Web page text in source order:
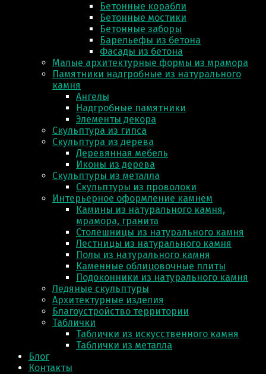
Бетонные корабли
Бетонные мостики
Бетонные заборы
Барельефы из бетона
Фасады из бетона
Малые архитектурные формы из мрамора
Памятники надгробные из натурального
камня
Ангелы
Надгробные памятники
Элементы декора
Скульптура из гипса
Скульптура из деревa
Деревянная мебель
Иконы из дерева
Скульптуры из металла
Скульптуры из проволоки
Интерьерное оформление камнем
Камины из натурального камня,
мрамора, гранита
Столешницы из натурального камня
Лестницы из натурального камня
Полы из натурального камня
Каменные облицовочные плиты
Подоконники из натурального камня
Ледяные скульптуры
Архитектурные изделия
Благоустройство территории
Таблички
Таблички из искусственного камня
Таблички из металла
Блог
Контакты